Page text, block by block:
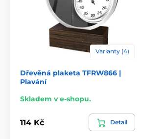
Varianty (4)
Dřevěná plaketa TFRW866 |
Plavání
Skladem v e-shopu.
114 Kč Detail